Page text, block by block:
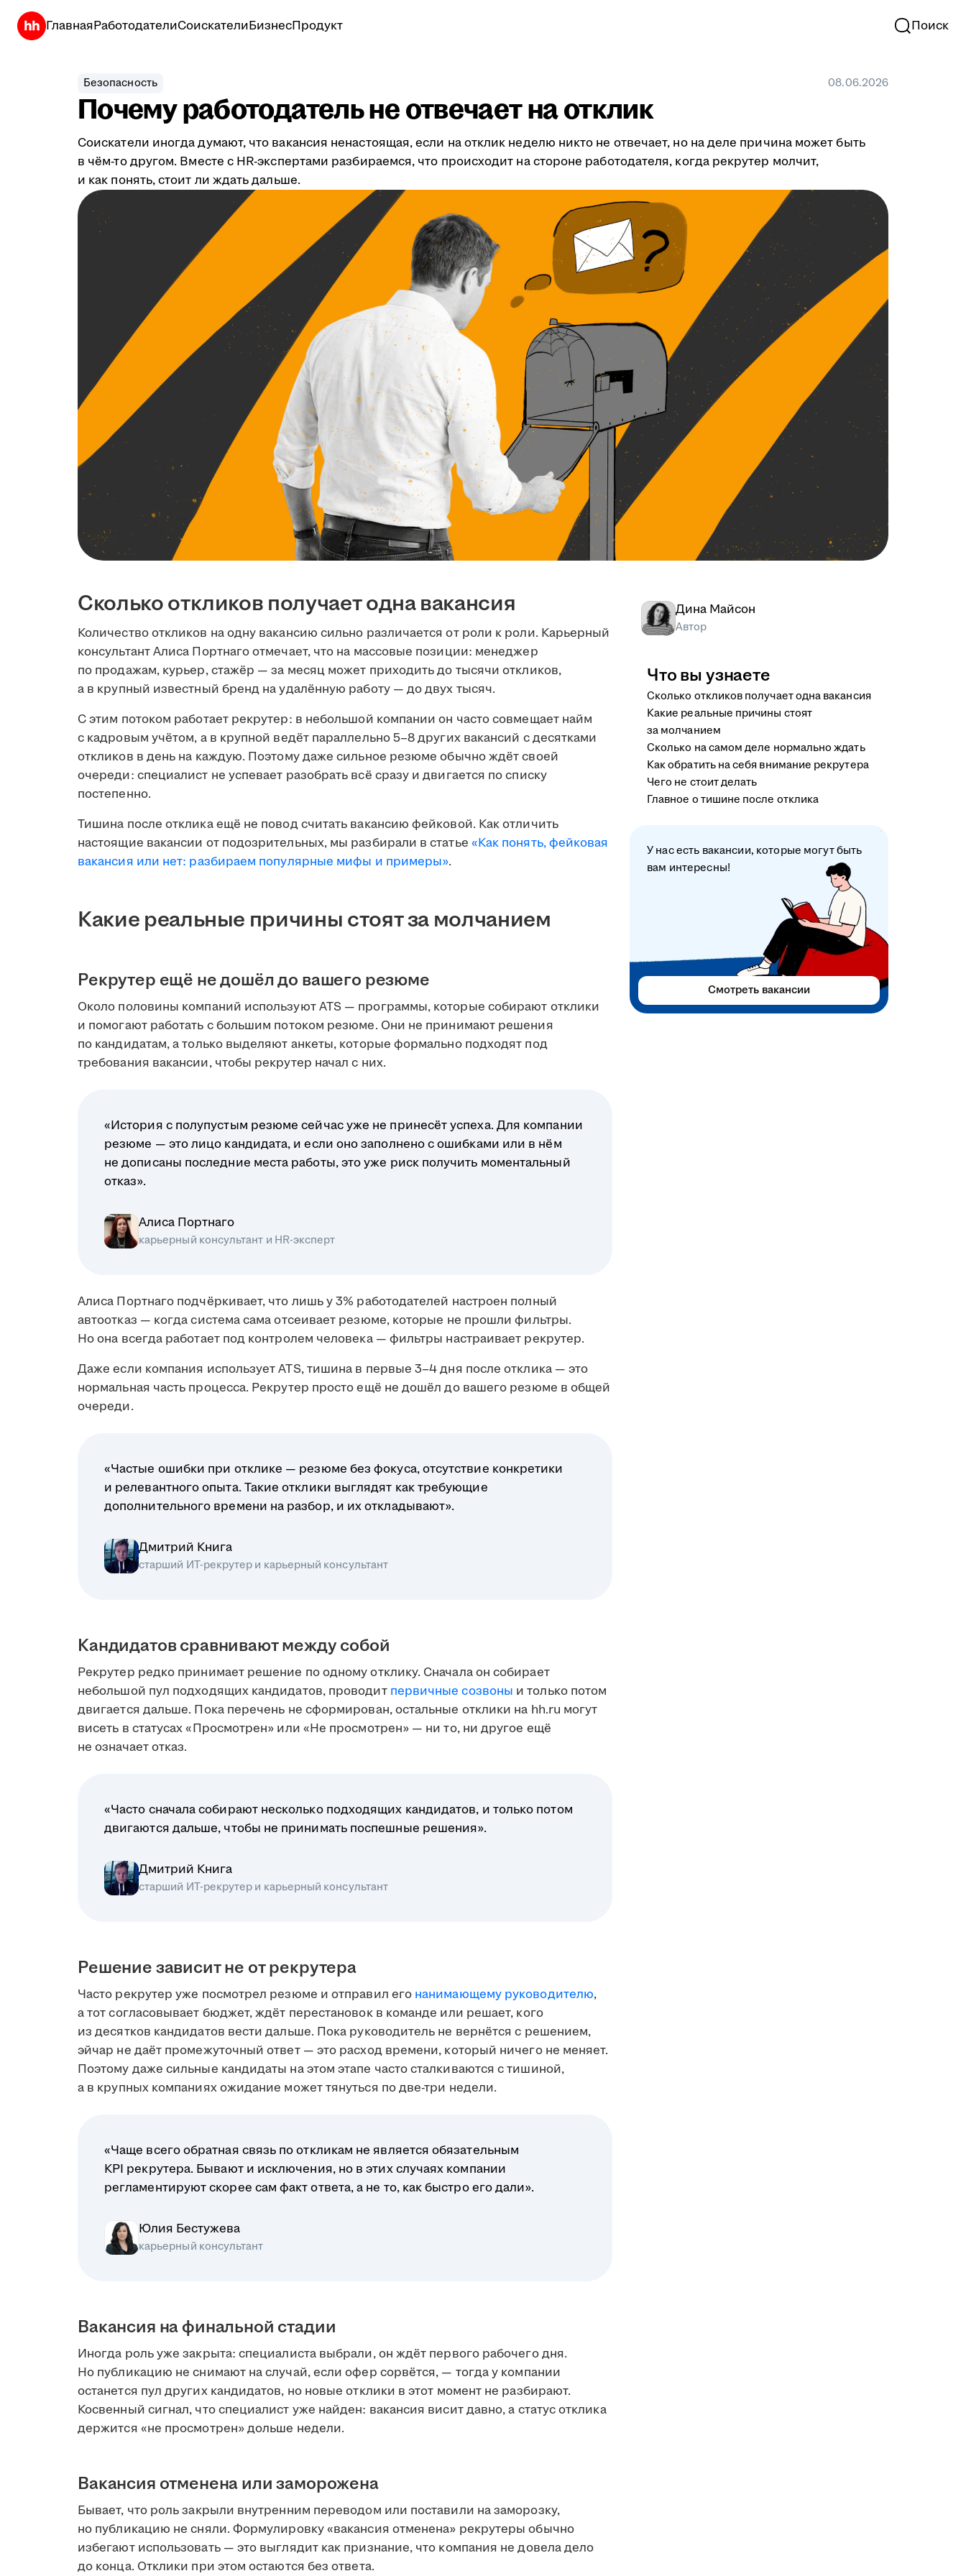
ГлавнаяРаботодателиСоискателиБизнесПродукт Поиск
Безопасность 08.06.2026
Почему работодатель не отвечает на отклик
Соискатели иногда думают, что вакансия ненастоящая, если на отклик неделю никто не отвечает, но на деле причина может быть
в чём-то другом. Вместе с HR-экспертами разбираемся, что происходит на стороне работодателя, когда рекрутер молчит,
и как понять, стоит ли ждать дальше.
Сколько откликов получает одна вакансия
Количество откликов на одну вакансию сильно различается от роли к роли. Карьерный
консультант Алиса Портнаго отмечает, что на массовые позиции: менеджер
по продажам, курьер, стажёр — за месяц может приходить до тысячи откликов,
а в крупный известный бренд на удалённую работу — до двух тысяч.
С этим потоком работает рекрутер: в небольшой компании он часто совмещает найм
с кадровым учётом, а в крупной ведёт параллельно 5–8 других вакансий с десятками
откликов в день на каждую. Поэтому даже сильное резюме обычно ждёт своей
очереди: специалист не успевает разобрать всё сразу и двигается по списку
постепенно.
Тишина после отклика ещё не повод считать вакансию фейковой. Как отличить
настоящие вакансии от подозрительных, мы разбирали в статье «Как понять, фейковая
вакансия или нет: разбираем популярные мифы и примеры».
Какие реальные причины стоят за молчанием
Рекрутер ещё не дошёл до вашего резюме
Около половины компаний используют ATS — программы, которые собирают отклики
и помогают работать с большим потоком резюме. Они не принимают решения
по кандидатам, а только выделяют анкеты, которые формально подходят под
требования вакансии, чтобы рекрутер начал с них.
«История с полупустым резюме сейчас уже не принесёт успеха. Для компании
резюме — это лицо кандидата, и если оно заполнено с ошибками или в нём
не дописаны последние места работы, это уже риск получить моментальный
отказ».
Алиса Портнаго
карьерный консультант и HR-эксперт
Алиса Портнаго подчёркивает, что лишь у 3% работодателей настроен полный
автоотказ — когда система сама отсеивает резюме, которые не прошли фильтры.
Но она всегда работает под контролем человека — фильтры настраивает рекрутер.
Даже если компания использует ATS, тишина в первые 3–4 дня после отклика — это
нормальная часть процесса. Рекрутер просто ещё не дошёл до вашего резюме в общей
очереди.
«Частые ошибки при отклике — резюме без фокуса, отсутствие конкретики
и релевантного опыта. Такие отклики выглядят как требующие
дополнительного времени на разбор, и их откладывают».
Дмитрий Книга
старший ИТ-рекрутер и карьерный консультант
Кандидатов сравнивают между собой
Рекрутер редко принимает решение по одному отклику. Сначала он собирает
небольшой пул подходящих кандидатов, проводит первичные созвоны и только потом
двигается дальше. Пока перечень не сформирован, остальные отклики на hh.ru могут
висеть в статусах «Просмотрен» или «Не просмотрен» — ни то, ни другое ещё
не означает отказ.
«Часто сначала собирают несколько подходящих кандидатов, и только потом
двигаются дальше, чтобы не принимать поспешные решения».
Дмитрий Книга
старший ИТ-рекрутер и карьерный консультант
Решение зависит не от рекрутера
Часто рекрутер уже посмотрел резюме и отправил его нанимающему руководителю,
а тот согласовывает бюджет, ждёт перестановок в команде или решает, кого
из десятков кандидатов вести дальше. Пока руководитель не вернётся с решением,
эйчар не даёт промежуточный ответ — это расход времени, который ничего не меняет.
Поэтому даже сильные кандидаты на этом этапе часто сталкиваются с тишиной,
а в крупных компаниях ожидание может тянуться по две-три недели.
«Чаще всего обратная связь по откликам не является обязательным
KPI рекрутера. Бывают и исключения, но в этих случаях компании
регламентируют скорее сам факт ответа, а не то, как быстро его дали».
Юлия Бестужева
карьерный консультант
Вакансия на финальной стадии
Иногда роль уже закрыта: специалиста выбрали, он ждёт первого рабочего дня.
Но публикацию не снимают на случай, если офер сорвётся, — тогда у компании
останется пул других кандидатов, но новые отклики в этот момент не разбирают.
Косвенный сигнал, что специалист уже найден: вакансия висит давно, а статус отклика
держится «не просмотрен» дольше недели.
Вакансия отменена или заморожена
Бывает, что роль закрыли внутренним переводом или поставили на заморозку,
но публикацию не сняли. Формулировку «вакансия отменена» рекрутеры обычно
избегают использовать — это выглядит как признание, что компания не довела дело
до конца. Отклики при этом остаются без ответа.
Дина Майсон
Автор
Что вы узнаете
Сколько откликов получает одна вакансия
Какие реальные причины стоят
за молчанием
Сколько на самом деле нормально ждать
Как обратить на себя внимание рекрутера
Чего не стоит делать
Главное о тишине после отклика
У нас есть вакансии, которые могут быть
вам интересны!
Смотреть вакансии